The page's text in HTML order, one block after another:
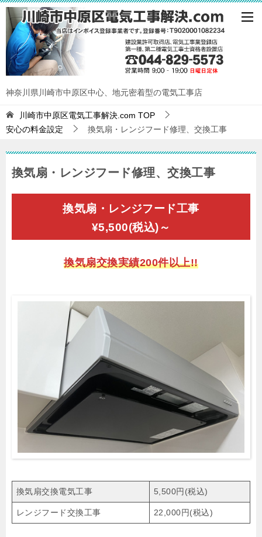
神奈川県川崎市中原区中心、地元密着型の電気工事店
川崎市中原区電気工事解決.com TOP
安心の料金設定
換気扇・レンジフード修理、交換工事
換気扇・レンジフード修理、交換工事
換気扇・レンジフード工事
¥5,500(税込)～
換気扇交換実績200件以上!!
換気扇交換電気工事 5,500円(税込)
レンジフード交換工事 22,000円(税込)